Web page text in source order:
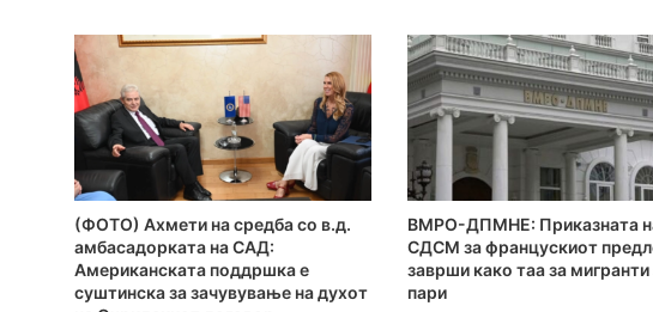
(ФОТО) Ахмети на средба со в.д.
амбасадорката на САД:
Американската поддршка е
суштинска за зачувување на духот
ВМРО-ДПМНЕ: Приказната
СДСМ за францускиот
заврши како таа за мигранти
пари